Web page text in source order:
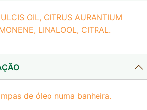
OIL, CITRUS AURANTIUM
LINALOOL, CITRAL.
de óleo numa banheira.